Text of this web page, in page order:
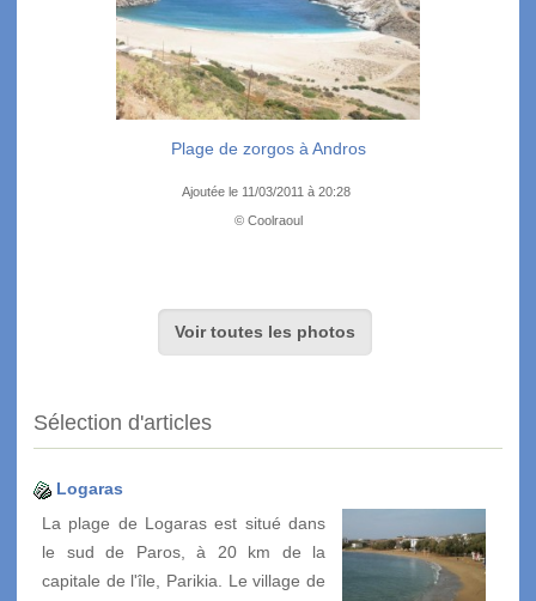
Plage de zorgos à Andros
Ajoutée le 11/03/2011 à 20:28
© Coolraoul
Voir toutes les photos
Sélection d'articles
Logaras
La plage de Logaras est situé dans
le sud de Paros, à 20 km de la
capitale de l'île, Parikia. Le village de